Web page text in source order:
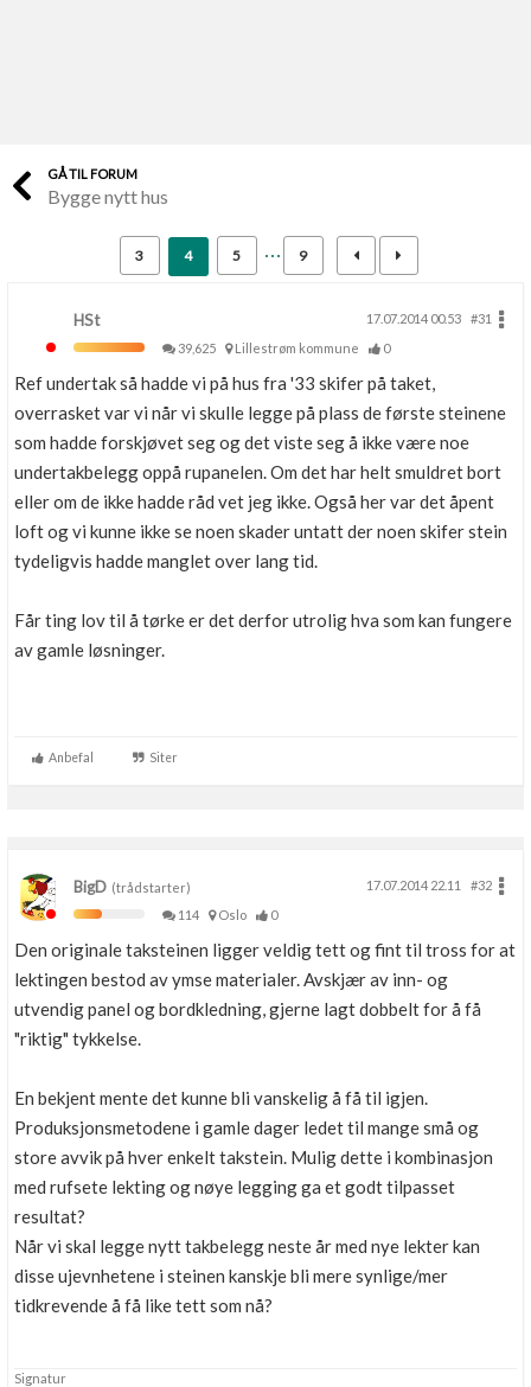
Finn håndverkere
Skaff dokumentasjon som mangler
Kundeservice
Få svar på det du lurer på
Kom i gang med Boligmappa
Se din bolig? Klikk her
Boligmappa+
GÅ TIL FORUM
Bygge nytt hus
3 4 5 9
HSt 17.07.2014 00.53
#31
39,625
Lillestrøm kommune 0
Ref undertak så hadde vi på hus fra '33 skifer på taket,
overrasket var vi når vi skulle legge på plass de første steinene
som hadde forskjøvet seg og det viste seg å ikke være noe
undertakbelegg oppå rupanelen. Om det har helt smuldret bort
eller om de ikke hadde råd vet jeg ikke. Også her var det åpent
loft og vi kunne ikke se noen skader untatt der noen skifer stein
tydeligvis hadde manglet over lang tid.
Får ting lov til å tørke er det derfor utrolig hva som kan fungere
av gamle løsninger.
Anbefal Siter
BigD (trådstarter) 17.07.2014 22.11
#32
114
Oslo 0
Den originale taksteinen ligger veldig tett og fint til tross for at
lektingen bestod av ymse materialer. Avskjær av inn- og
utvendig panel og bordkledning, gjerne lagt dobbelt for å få
"riktig" tykkelse.
En bekjent mente det kunne bli vanskelig å få til igjen.
Produksjonsmetodene i gamle dager ledet til mange små og
store avvik på hver enkelt takstein. Mulig dette i kombinasjon
med rufsete lekting og nøye legging ga et godt tilpasset
resultat?
Når vi skal legge nytt takbelegg neste år med nye lekter kan
disse ujevnhetene i steinen kanskje bli mere synlige/mer
tidkrevende å få like tett som nå?
Signatur